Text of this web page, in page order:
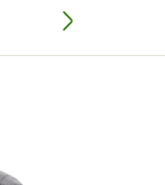
Hundeboxen